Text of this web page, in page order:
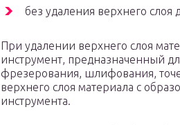
без удаления верхнего слоя
При удалении верхнего слоя
инструмент, предназначенный
фрезерования, шлифования,
верхнего слоя материала с
инструмента.